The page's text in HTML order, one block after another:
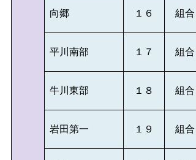
向郷 １６ 組合
平川南部 １７ 組合
牛川東部 １８ 組合
岩田第一 １９ 組合